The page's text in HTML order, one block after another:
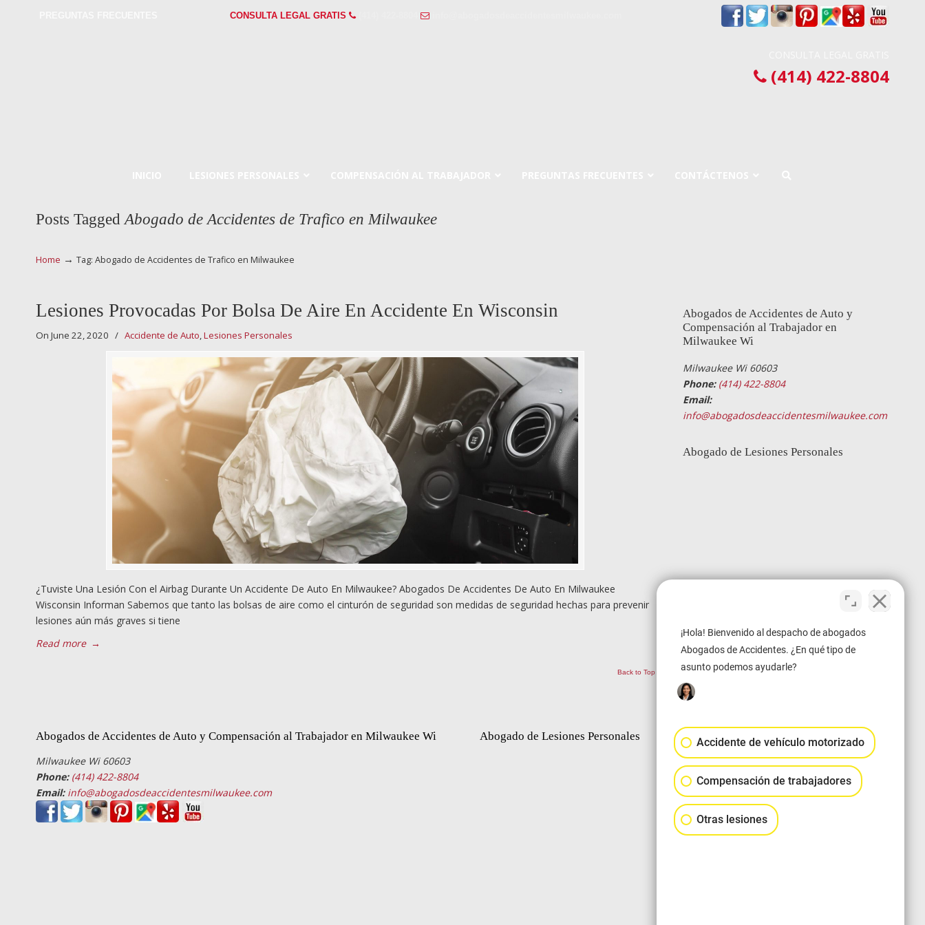
CONSULTA LEGAL GRATIS
(414) 422-8804
Posts Tagged Abogado de Accidentes de Trafico en Milwaukee
Home → Tag: Abogado de Accidentes de Trafico en Milwaukee
Lesiones Provocadas Por Bolsa De Aire En Accidente En Wisconsin
On June 22, 2020 / Accidente de Auto,Lesiones Personales
¿Tuviste Una Lesión Con el Airbag Durante Un Accidente De Auto En Milwaukee? Abogados De Accidentes De Auto En Milwaukee
Wisconsin Informan Sabemos que tanto las bolsas de aire como el cinturón de seguridad son medidas de seguridad hechas para prevenir
lesiones aún más graves si tiene
Read more →
Back to Top
Abogados de Accidentes de Auto y
Compensación al Trabajador en
Milwaukee Wi
Milwaukee Wi 60603
Phone: (414) 422-8804
Email:
info@abogadosdeaccidentesmilwaukee.com
Abogado de Lesiones Personales
Abogados de Accidentes de Auto y Compensación al Trabajador en Milwaukee Wi
Milwaukee Wi 60603
Phone: (414) 422-8804
Email: info@abogadosdeaccidentesmilwaukee.com
Abogado de Lesiones Personales
¡Hola! Bienvenido al despacho de abogados
Abogados de Accidentes. ¿En qué tipo de
asunto podemos ayudarle?
Accidente de vehículo motorizado
Compensación de trabajadores
Otras lesiones